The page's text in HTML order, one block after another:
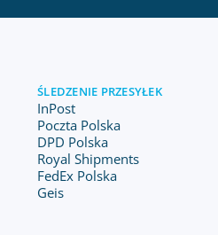
ŚLEDZENIE PRZESYŁEK
InPost
Poczta Polska
DPD Polska
Royal Shipments
FedEx Polska
Geis